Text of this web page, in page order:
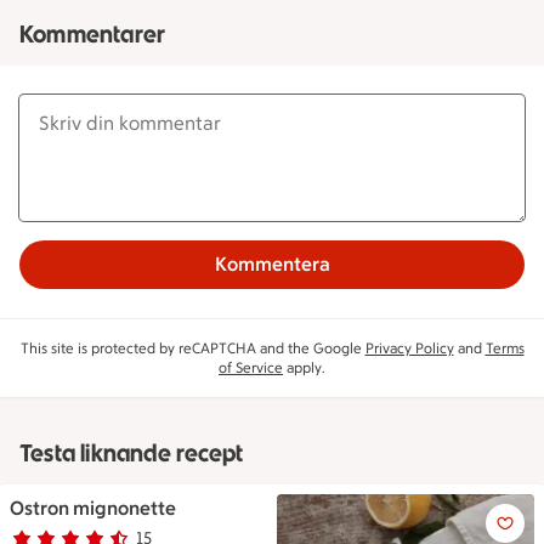
Kommentarer
Kommentera
This site is protected by reCAPTCHA and the Google Privacy Policyand Terms
of Service apply.
Testa liknande recept
Ostron mignonette
15
Ostron mignonette